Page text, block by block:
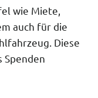
wie Miete,
auch für die
Diese
Spenden